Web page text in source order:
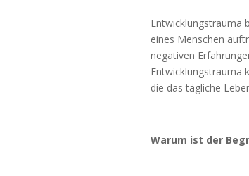
Entwicklungstrauma
eines Menschen
negativen
Entwicklungstrauma
die das tägliche
Warum ist der